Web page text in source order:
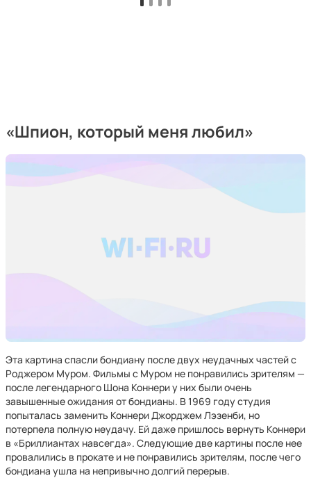
«Шпион, который меня любил»
Эта картина спасли бондиану после двух неудачных частей с
Роджером Муром. Фильмы с Муром не понравились зрителям —
после легендарного Шона Коннери у них были очень
завышенные ожидания от бондианы. В 1969 году студия
попыталась заменить Коннери Джорджем Лэзенби, но
потерпела полную неудачу. Ей даже пришлось вернуть Коннери
в «Бриллиантах навсегда». Следующие две картины после нее
провалились в прокате и не понравились зрителям, после чего
бондиана ушла на непривычно долгий перерыв.